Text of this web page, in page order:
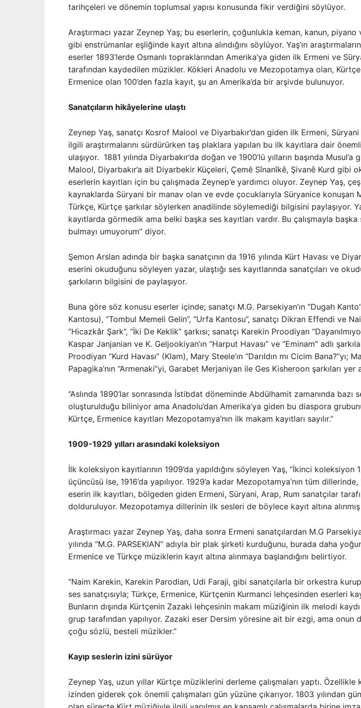
tarihçeleri ve dönemin toplumsal yapısı konusunda fikir verdiğini söylüyor.
Araştırmacı yazar Zeynep Yaş; bu eserlerin, çoğunlukla keman, kanun, piyano
gibi enstrümanlar eşliğinde kayıt altına alındığını söylüyor. Yaş’ın
eserler 1893’lerde Osmanlı topraklarından Amerika’ya giden ilk Ermeni ve
tarafından kaydedilen müzikler. Kökleri Anadolu ve Mezopotamya olan,
Ermenice olan 100’den fazla kayıt, şu an Amerika’da bir arşivde bulunuyor.
Sanatçıların hikâyelerine ulaştı
Zeynep Yaş, sanatçı Kosrof Malool ve Diyarbakır’dan giden ilk Ermeni,
ilgili araştırmalarını sürdürürken taş plaklara yapılan bu ilk kayıtlara dair
ulaşıyor. 1881 yılında Diyarbakır’da doğan ve 1900’lü yılların başında Musul’a
Malool, Diyarbakır’a ait Diyarbekir Küçeleri, Çemê Sînanîkê, Şivanê Kurd gibi
eserlerin kayıtları için bu çalışmada Zeynep’e yardımcı oluyor. Zeynep Yaş,
kaynaklarda Süryani bir manav olan ve evde çocuklarıyla Süryanice konuşan
Türkçe, Kürtçe şarkılar söylerken anadilinde söylemediği bilgisini paylaşıyor.
kayıtlarda görmedik ama belki başka ses kayıtları vardır. Bu çalışmayla
bulmayı umuyorum” diyor.
Şemon Arslan adında bir başka sanatçının da 1916 yılında Kürt Havası ve
eserini okuduğunu söyleyen yazar, ulaştığı ses kayıtlarında sanatçıları ve
şarkıların bilgisini de paylaşıyor.
Buna göre söz konusu eserler içinde; sanatçı M.G. Parsekiyan’ın “Dugah
Kantosu), “Tombul Memeli Gelin”, “Urfa Kantosu”, sanatçı Dikran Effendi ve
“Hicazkâr Şark”, “İki De Keklik” şarkısı; sanatçı Karekin Proodiyan
Kaspar Janjanian ve K. Geljookiyan’ın “Harput Havası” ve “Eminam” adlı
Proodiyan “Kurd Havası” (Klam), Mary Steele’ın “Darıldın mı Cicim Bana?”yı;
Papagika’nın “Armenaki”yi, Garabet Merjaniyan ile Ges Kisheroon şarkıları yer
“Aslında 1890’lar sonrasında İstibdat döneminde Abdülhamit zamanında bazı
oluşturulduğu biliniyor ama Anadolu’dan Amerika’ya giden bu diaspora
Kürtçe, Ermenice kayıtları Mezopotamya’nın ilk makam kayıtları sayılır.”
1909-1929 yılları arasındaki koleksiyon
İlk koleksiyon kayıtlarının 1909’da yapıldığını söyleyen Yaş, “İkinci koleksiyon
üçüncüsü ise, 1916’da yapılıyor. 1929’a kadar Mezopotamya’nın tüm dillerinde,
eserin ilk kayıtları, bölgeden giden Ermeni, Süryani, Arap, Rum sanatçılar
dolduruluyor. Mezopotamya dillerinin ilk sesleri de böylece kayıt altına
Araştırmacı yazar Zeynep Yaş, daha sonra Ermeni sanatçılardan M.G
yılında “M.G. PARSEKIAN” adıyla bir plak şirketi kurduğunu, burada daha
Ermenice ve Türkçe müziklerin kayıt altına alınmaya başlandığını belirtiyor.
“Naim Karekin, Karekin Parodian, Udi Faraji, gibi sanatçılarla bir orkestra
ses sanatçısıyla; Türkçe, Ermenice, Kürtçenin Kurmanci lehçesinden eserleri
Bunların dışında Kürtçenin Zazaki lehçesinin makam müziğinin ilk melodi
grup tarafından yapılıyor. Zazaki eser Dersim yöresine ait bir ezgi, ama onun
çoğu sözlü, besteli müzikler.”
Kayıp seslerin izini sürüyor
Zeynep Yaş, uzun yıllar Kürtçe müziklerini derleme çalışmaları yaptı. Özellikle
izinden giderek çok önemli çalışmaları gün yüzüne çıkarıyor. 1803 yılından